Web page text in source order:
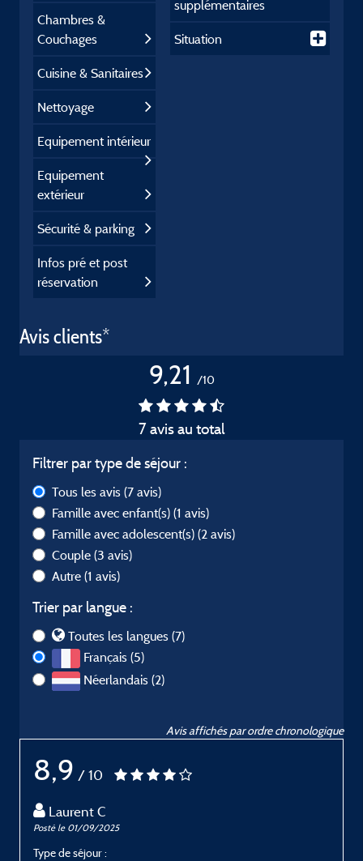
Chambres &
Couchages
Cuisine & Sanitaires
Nettoyage
Equipement intérieur
Equipement
extérieur
Sécurité & parking
Infos pré et post
réservation
supplémentaires
Situation
Avis clients*
9,21 /10
7 avis au total
Filtrer par type de séjour :
Tous les avis (7 avis)
Famille avec enfant(s) (1 avis)
Famille avec adolescent(s) (2 avis)
Couple (3 avis)
Autre (1 avis)
Trier par langue :
Toutes les langues (7)
Français (5)
Néerlandais (2)
Avis affichés par ordre chronologique
8,9 / 10
Laurent C
Posté le 01/09/2025
Type de séjour :